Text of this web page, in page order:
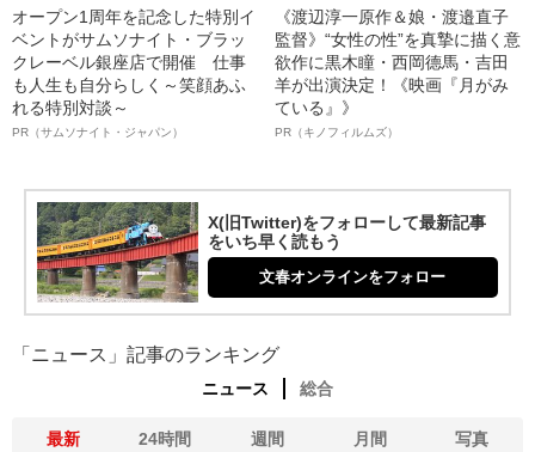
オープン1周年を記念した特別イ
ベントがサムソナイト・ブラッ
クレーベル銀座店で開催 仕事
も人生も自分らしく～笑顔あふ
れる特別対談～
PR（サムソナイト・ジャパン）
《渡辺淳一原作＆娘・渡邉直子
監督》“女性の性”を真摯に描く意
欲作に黒木瞳・西岡德馬・吉田
羊が出演決定！《映画『月がみ
ている』》
PR（キノフィルムズ）
X(旧Twitter)をフォローして最新記事
をいち早く読もう
文春オンラインをフォロー
「ニュース」記事のランキング
ニュース 総合
最新 24時間 週間 月間 写真